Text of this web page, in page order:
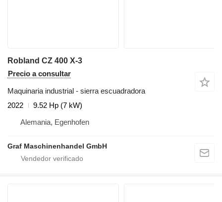
Robland CZ 400 X-3
Precio a consultar
Maquinaria industrial - sierra escuadradora
2022
9.52 Hp (7 kW)
Alemania, Egenhofen
Graf Maschinenhandel GmbH